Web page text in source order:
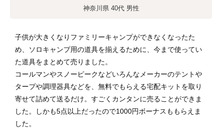
神奈川県 40代 男性
子供が大きくなりファミリーキャンプができなくなったた
め、ソロキャンプ用の道具を揃えるために、今まで使ってい
た道具をまとめて売りました。
コールマンやスノーピークなどいろんなメーカーのテントや
タープや調理器具などを、無料でもらえる宅配キットを取り
寄せて詰めて送るだけ。すごくカンタンに売ることができま
した。しかも5点以上だったので1000円ボーナスももらえま
した。